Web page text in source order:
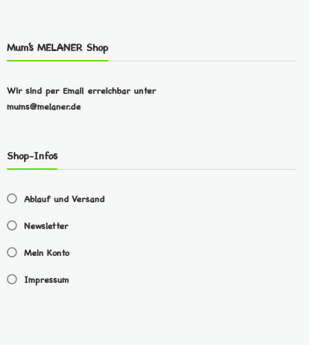
Mum’s MELANER Shop
Wir sind per Email erreichbar unter
mums@melaner.de
Shop-Infos
Ablauf und Versand
Newsletter
Mein Konto
Impressum